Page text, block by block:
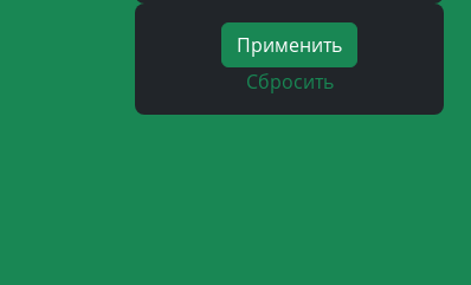
Применить
Сбросить